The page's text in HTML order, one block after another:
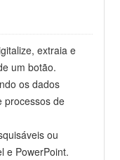
extraia e
um botão.
os dados
processos de
​​ou
e PowerPoint.